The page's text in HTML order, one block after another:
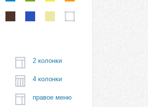
2 колонки
4 колонки
правое меню